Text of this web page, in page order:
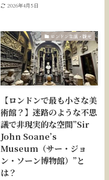
2026年4月5日
ロンドン生活・観光
【ロンドンで最も小さな美
術館？】迷路のような不思
議で非現実的な空間”Sir
John Soane’s
Museum（サー・ジョ
ン・ソーン博物館）”と
は？